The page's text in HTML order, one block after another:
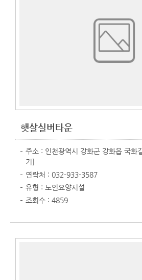
햇살실버타운
주소 : 인천광역시 강화군 강화읍 국화
기]
연락처 : 032-933-3587
유형 : 노인요양시설
조회수 : 4859